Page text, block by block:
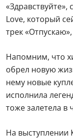
«Здравствуйте»,
Love, который
трек
Напомним, что
обрел новую
нему новые
исполнила
тоже залетела в
На выступлении